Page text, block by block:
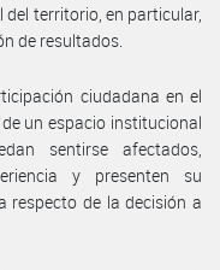
territorio, en particular,
de resultados.
ciudadana en el
un espacio institucional
sentirse afectados,
y presenten su
respecto de la decisión a